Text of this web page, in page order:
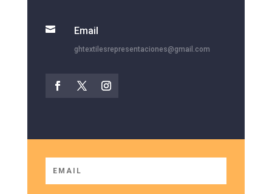
 Email
ghtextilesrepresentaciones@gmail.com